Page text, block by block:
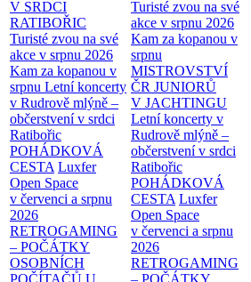
V SRDCI
RATIBOŘIC
Turisté zvou na své
akce v srpnu 2026
Kam za kopanou v
srpnu Letní koncerty
v Rudrově mlýně –
občerstvení v srdci
Ratibořic
POHÁDKOVÁ
CESTA Luxfer
Open Space
v červenci a srpnu
2026
RETROGAMING
– POČÁTKY
OSOBNÍCH
POČÍTAČŮ U
Turisté zvou na své
akce v srpnu 2026
Kam za kopanou v
srpnu
MISTROVSTVÍ
ČR JUNIORŮ
V JACHTINGU
Letní koncerty v
Rudrově mlýně –
občerstvení v srdci
Ratibořic
POHÁDKOVÁ
CESTA Luxfer
Open Space
v červenci a srpnu
2026
RETROGAMING
– POČÁTKY